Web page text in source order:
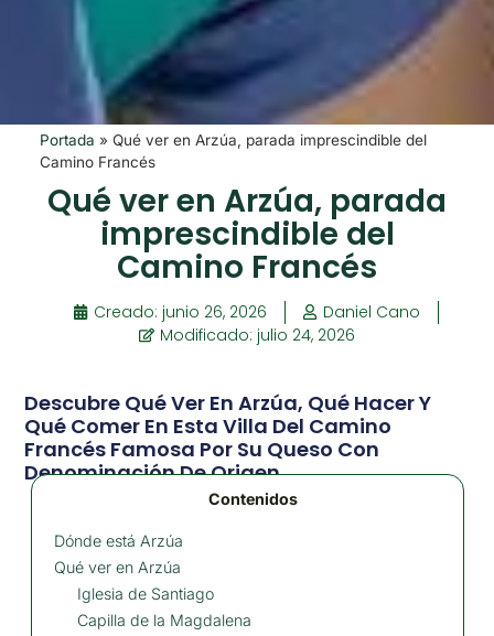
Portada » Qué ver en Arzúa, parada imprescindible del
Camino Francés
Qué ver en Arzúa, parada
imprescindible del
Camino Francés
Creado: junio 26, 2026
Daniel Cano
Modificado: julio 24, 2026
Descubre Qué Ver En Arzúa, Qué Hacer Y
Qué Comer En Esta Villa Del Camino
Francés Famosa Por Su Queso Con
Denominación De Origen.
Contenidos
Dónde está Arzúa
Qué ver en Arzúa
Iglesia de Santiago
Capilla de la Magdalena